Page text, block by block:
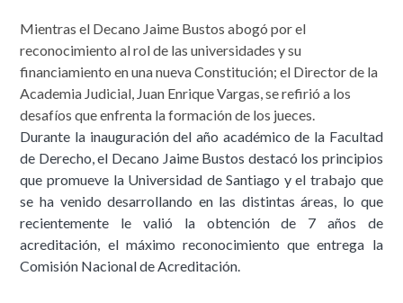
Mientras el Decano Jaime Bustos abogó por el
reconocimiento al rol de las universidades y su
financiamiento en una nueva Constitución; el Director de la
Academia Judicial, Juan Enrique Vargas, se refirió a los
desafíos que enfrenta la formación de los jueces.
Durante la inauguración del año académico de la Facultad
de Derecho, el Decano Jaime Bustos destacó los principios
que promueve la Universidad de Santiago y el trabajo que
se ha venido desarrollando en las distintas áreas, lo que
recientemente le valió la obtención de 7 años de
acreditación, el máximo reconocimiento que entrega la
Comisión Nacional de Acreditación.